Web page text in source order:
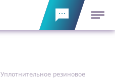
Уплотнительное резиновое